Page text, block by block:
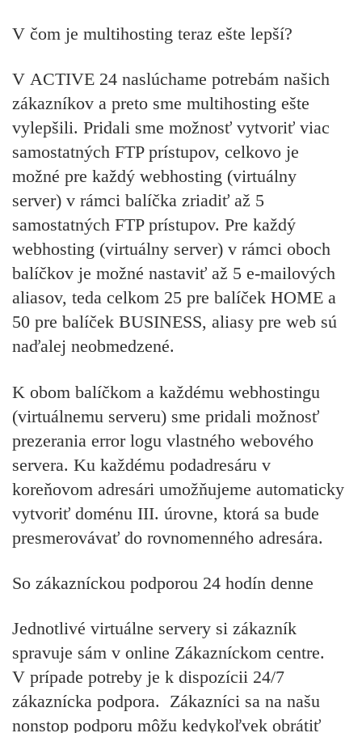
V čom je multihosting teraz ešte lepší?
V ACTIVE 24 naslúchame potrebám našich
zákazníkov a preto sme multihosting ešte
vylepšili. Pridali sme možnosť vytvoriť viac
samostatných FTP prístupov, celkovo je
možné pre každý webhosting (virtuálny
server) v rámci balíčka zriadiť až 5
samostatných FTP prístupov. Pre každý
webhosting (virtuálny server) v rámci oboch
balíčkov je možné nastaviť až 5 e-mailových
aliasov, teda celkom 25 pre balíček HOME a
50 pre balíček BUSINESS, aliasy pre web sú
naďalej neobmedzené.
K obom balíčkom a každému webhostingu
(virtuálnemu serveru) sme pridali možnosť
prezerania error logu vlastného webového
servera. Ku každému podadresáru v
koreňovom adresári umožňujeme automaticky
vytvoriť doménu III. úrovne, ktorá sa bude
presmerovávať do rovnomenného adresára.
So zákazníckou podporou 24 hodín denne
Jednotlivé virtuálne servery si zákazník
spravuje sám v online Zákazníckom centre.
V prípade potreby je k dispozícii 24/7
zákaznícka podpora. Zákazníci sa na našu
nonstop podporu môžu kedykoľvek obrátiť